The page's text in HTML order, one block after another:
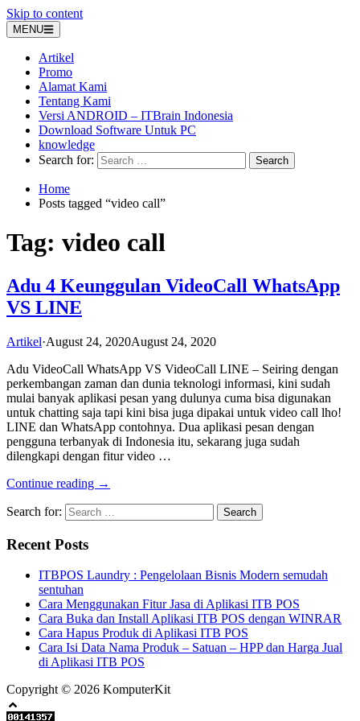
Skip to content
MENU
Artikel
Promo
Alamat Kami
Tentang Kami
Versi ANDROID – ITBrain Indonesia
Download Software Untuk PC
knowledge
Search for:
Home
Posts tagged “video call”
Tag: video call
Adu 4 Keunggulan VideoCall WhatsApp
VS LINE
Artikel·August 24, 2020August 24, 2020
Adu VideoCall WhatsApp VS VideoCall LINE – Seiring dengan
perkembangan zaman dan dunia teknologi informasi, kini sudah
mulai banyak aplikasi pesan yang dulunya cuma bisa digunakan
untuk chatting saja tapi kini bisa juga dipakai untuk video call lho!
LINE dan WhatsApp contohnya. Dua aplikasi pesan dengan
pengguna terbanyak di Indonesia itu, sekarang juga sudah
dilengkapi dengan fitur video …
Continue reading →
Search for:
Recent Posts
ITBPOS Laundry : Pengelolaan Bisnis Modern semudah
sentuhan
Cara Menggunakan Fitur Jasa di Aplikasi ITB POS
Cara Buka dan Install Aplikasi ITB POS dengan WINRAR
Cara Hapus Produk di Aplikasi ITB POS
Cara Isi Data Nama Produk – Satuan – HPP dan Harga Jual
di Aplikasi ITB POS
Copyright © 2026 KomputerKit